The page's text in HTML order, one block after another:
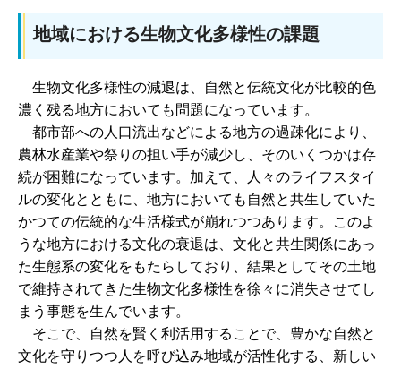
地域における生物文化多様性の課題
生物文化多様性の減退は、自然と伝統文化が比較的色
濃く残る地方においても問題になっています。
都市部への人口流出などによる地方の過疎化により、
農林水産業や祭りの担い手が減少し、そのいくつかは存
続が困難になっています。加えて、人々のライフスタイ
ルの変化とともに、地方においても自然と共生していた
かつての伝統的な生活様式が崩れつつあります。このよ
うな地方における文化の衰退は、文化と共生関係にあっ
た生態系の変化をもたらしており、結果としてその土地
で維持されてきた生物文化多様性を徐々に消失させてし
まう事態を生んでいます。
そこで、自然を賢く利活用することで、豊かな自然と
文化を守りつつ人を呼び込み地域が活性化する、新しい